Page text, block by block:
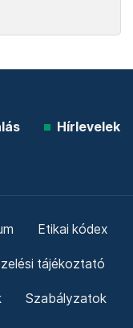
Hírlevelek
Etikai kódex
tájékoztató
Szabályzatok